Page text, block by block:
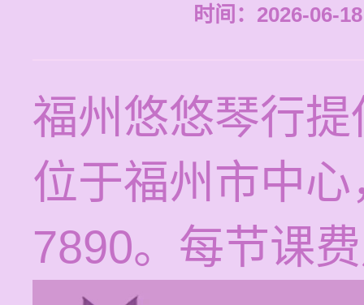
时间：2026-06-
福州悠悠琴行
位于福州市中
7890。每节课